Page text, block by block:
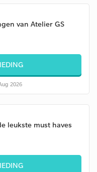
van Atelier GS
2026
leukste must haves